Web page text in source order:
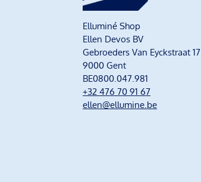
Elluminé Shop
Ellen Devos BV
Gebroeders Van Eyckstraat 17
9000 Gent
BE0800.047.981
+32 476 70 91 67
ellen@ellumine.be